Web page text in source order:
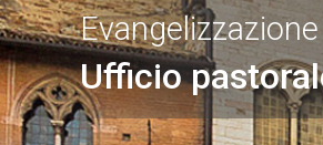
Ufficio
Evangelizzazione